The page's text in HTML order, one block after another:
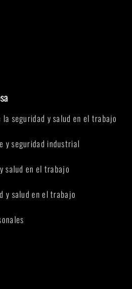
seguridad y salud en el trabajo
y seguridad industrial
salud en el trabajo
y salud en el trabajo